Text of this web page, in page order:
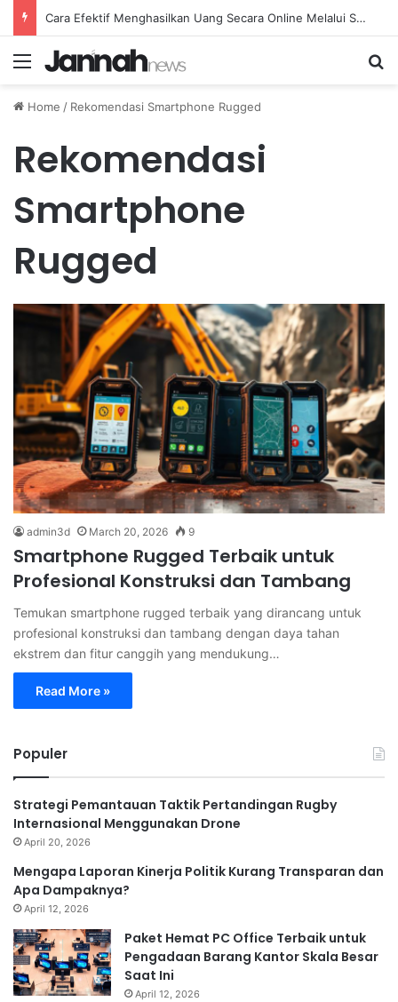
Cara Efektif Menghasilkan Uang Secara Online Melalui Survei Berbayar yang Menguntungkan
Menu
Home / Rekomendasi Smartphone Rugged
Rekomendasi
Smartphone
Rugged
admin3d March 20, 2026 9
Smartphone Rugged Terbaik untuk
Profesional Konstruksi dan Tambang
Temukan smartphone rugged terbaik yang dirancang untuk
profesional konstruksi dan tambang dengan daya tahan
ekstrem dan fitur canggih yang mendukung…
Read More »
Populer
Strategi Pemantauan Taktik Pertandingan Rugby
Internasional Menggunakan Drone
April 20, 2026
Mengapa Laporan Kinerja Politik Kurang Transparan dan
Apa Dampaknya?
April 12, 2026
Paket Hemat PC Office Terbaik untuk
Pengadaan Barang Kantor Skala Besar
Saat Ini
April 12, 2026